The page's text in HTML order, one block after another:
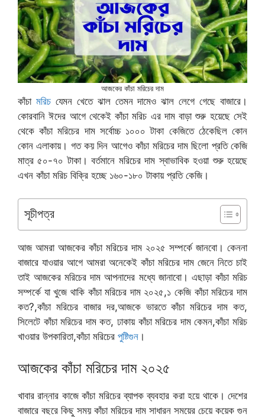
আজকের কাঁচা মরিচের দাম
কাঁচা মরিচযেমন খেতে ঝাল তেমন দামেও ঝাল লেগে গেছে বাজারে।
কোরবানি ঈদের আগে থেকেই কাঁচা মরিচ এর দাম বাড়া শুরু হয়েছে সেই
থেকে কাঁচা মরিচের দাম সর্বোচ্চ ১০০০ টাকা কেজিতে ঠেকেছিল কোন
কোন এলাকায়। গত কয় দিন আগেও কাঁচা মরিচের দাম ছিলো প্রতি কেজি
মাত্র ৫০-৭০ টাকা। বর্তমানে মরিচের দাম স্বাভাবিক হওয়া শুরু হয়েছে
এখন কাঁচা মরিচ বিক্রি হচ্ছে ১৬০-১৮০ টাকায় প্রতি কেজি।
সূচীপত্র
আজ আমরা আজকের কাঁচা মরিচের দাম ২০২৫ সম্পর্কে জানবো। কেননা
বাজারে যাওয়ার আগে আমরা অনেকেই কাঁচা মরিচের দাম জেনে নিতে চাই
তাই আজকের মরিচের দাম আপনাদের মধ্যে জানাবো। এছাড়া কাঁচা মরিচ
সম্পর্কে যা খুজে থাকি কাঁচা মরিচের দাম ২০২৫,১ কেজি কাঁচা মরিচের দাম
কত?,কাঁচা মরিচের বাজার দর,আজকে ভারতে কাঁচা মরিচের দাম কত,
সিলেটে কাঁচা মরিচের দাম কত, ঢাকায় কাঁচা মরিচের দাম কেমন,কাঁচা মরিচ
খাওয়ার উপকারিতা,কাঁচা মরিচের পুষ্টিগুন ।
আজকের কাঁচা মরিচের দাম ২০২৫
খাবার রান্নার কাজে কাঁচা মরিচের ব্যাপক ব্যবহার করা হয়ে থাকে। দেশের
বাজারে বছরে কিছু সময় কাঁচা মরিচের দাম সাধারন সময়ের চেয়ে কয়েক গুন